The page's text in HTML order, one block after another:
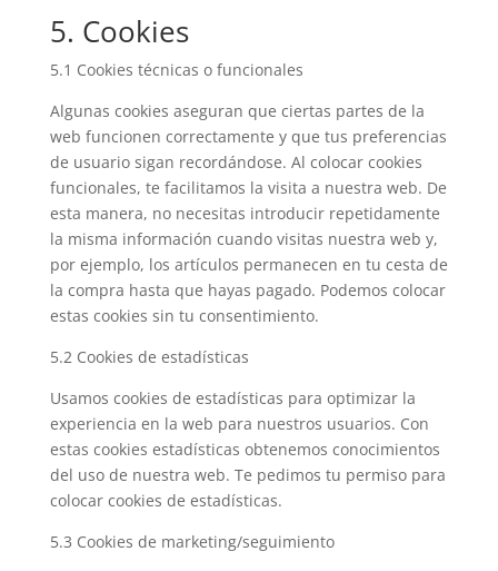
5. Cookies
5.1 Cookies técnicas o funcionales
Algunas cookies aseguran que ciertas partes de la
web funcionen correctamente y que tus preferencias
de usuario sigan recordándose. Al colocar cookies
funcionales, te facilitamos la visita a nuestra web. De
esta manera, no necesitas introducir repetidamente
la misma información cuando visitas nuestra web y,
por ejemplo, los artículos permanecen en tu cesta de
la compra hasta que hayas pagado. Podemos colocar
estas cookies sin tu consentimiento.
5.2 Cookies de estadísticas
Usamos cookies de estadísticas para optimizar la
experiencia en la web para nuestros usuarios. Con
estas cookies estadísticas obtenemos conocimientos
del uso de nuestra web. Te pedimos tu permiso para
colocar cookies de estadísticas.
5.3 Cookies de marketing/seguimiento